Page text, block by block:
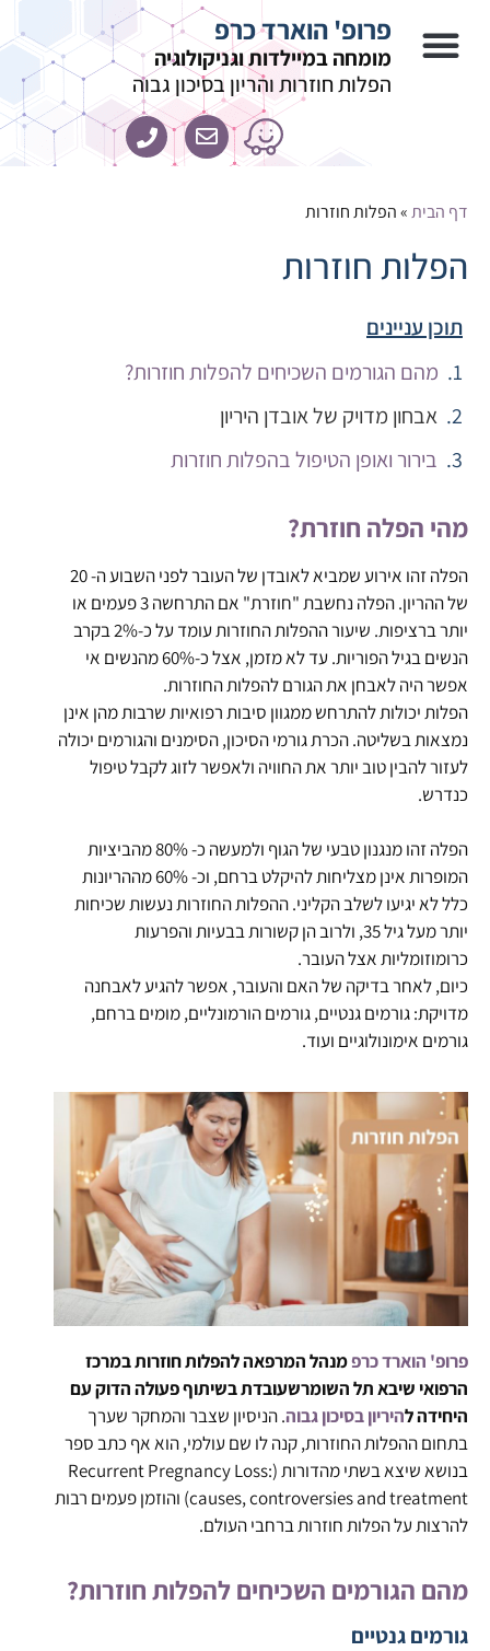
פרופ' הוארד כרפ
מומחה במיילדות וגניקולוגיה
הפלות חוזרות והריון בסיכון גבוה
דף הבית»הפלות חוזרות
הפלות חוזרות
תוכן עניינים
מהם הגורמים השכיחים להפלות חוזרות?
אבחון מדויק של אובדן היריון
בירור ואופן הטיפול בהפלות חוזרות
מהי הפלה חוזרת?
הפלה זהו אירוע שמביא לאובדן של העובר לפני השבוע ה- 20
של ההריון. הפלה נחשבת "חוזרת" אם התרחשה 3 פעמים או
יותר ברציפות. שיעור ההפלות החוזרות עומד על כ-2% בקרב
הנשים בגיל הפוריות. עד לא מזמן, אצל כ-60% מהנשים אי
אפשר היה לאבחן את הגורם להפלות החוזרות.
הפלות יכולות להתרחש ממגוון סיבות רפואיות שרבות מהן אינן
נמצאות בשליטה. הכרת גורמי הסיכון, הסימנים והגורמים יכולה
לעזור להבין טוב יותר את החוויה ולאפשר לזוג לקבל טיפול
כנדרש.
הפלה זהו מנגנון טבעי של הגוף ולמעשה כ- 80% מהביציות
המופרות אינן מצליחות להיקלט ברחם, וכ- 60% מההריונות
כלל לא יגיעו לשלב הקליני. ההפלות החוזרות נעשות שכיחות
יותר מעל גיל 35, ולרוב הן קשורות בבעיות והפרעות
כרומוזומליות אצל העובר.
כיום, לאחר בדיקה של האם והעובר, אפשר להגיע לאבחנה
מדויקת: גורמים גנטיים, גורמים הורמונליים, מומים ברחם,
גורמים אימונולוגיים ועוד.
פרופ' הוארד כרפמנהל המרפאה להפלות חוזרות במרכז
הרפואי שיבא תל השומרשעובדת בשיתוף פעולה הדוק עם
היחידה להיריון בסיכון גבוה. הניסיון שצבר והמחקר שערך
בתחום ההפלות החוזרות, קנה לו שם עולמי, הוא אף כתב ספר
בנושא שיצא בשתי מהדורות (Recurrent Pregnancy Loss:
causes, controversies and treatment) והוזמן פעמים רבות
להרצות על הפלות חוזרות ברחבי העולם.
מהם הגורמים השכיחים להפלות חוזרות?
גורמים גנטיים